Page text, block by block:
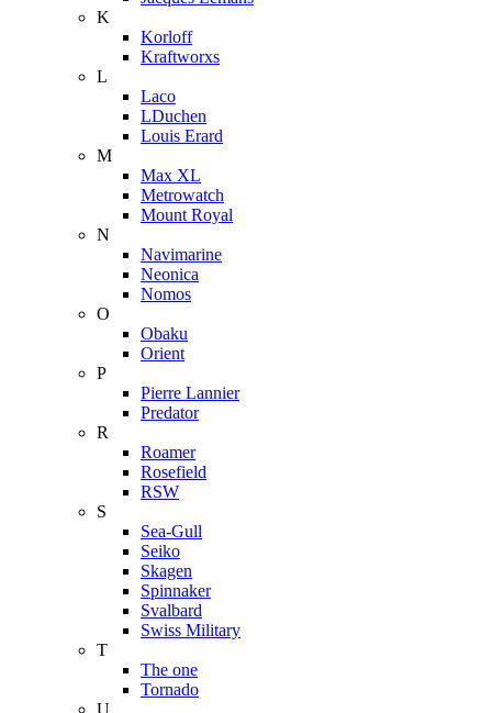
K
Korloff
Kraftworxs
L
Laco
LDuchen
Louis Erard
M
Max XL
Metrowatch
Mount Royal
N
Navimarine
Neonica
Nomos
O
Obaku
Orient
P
Pierre Lannier
Predator
R
Roamer
Rosefield
RSW
S
Sea-Gull
Seiko
Skagen
Spinnaker
Svalbard
Swiss Military
T
The one
Tornado
U